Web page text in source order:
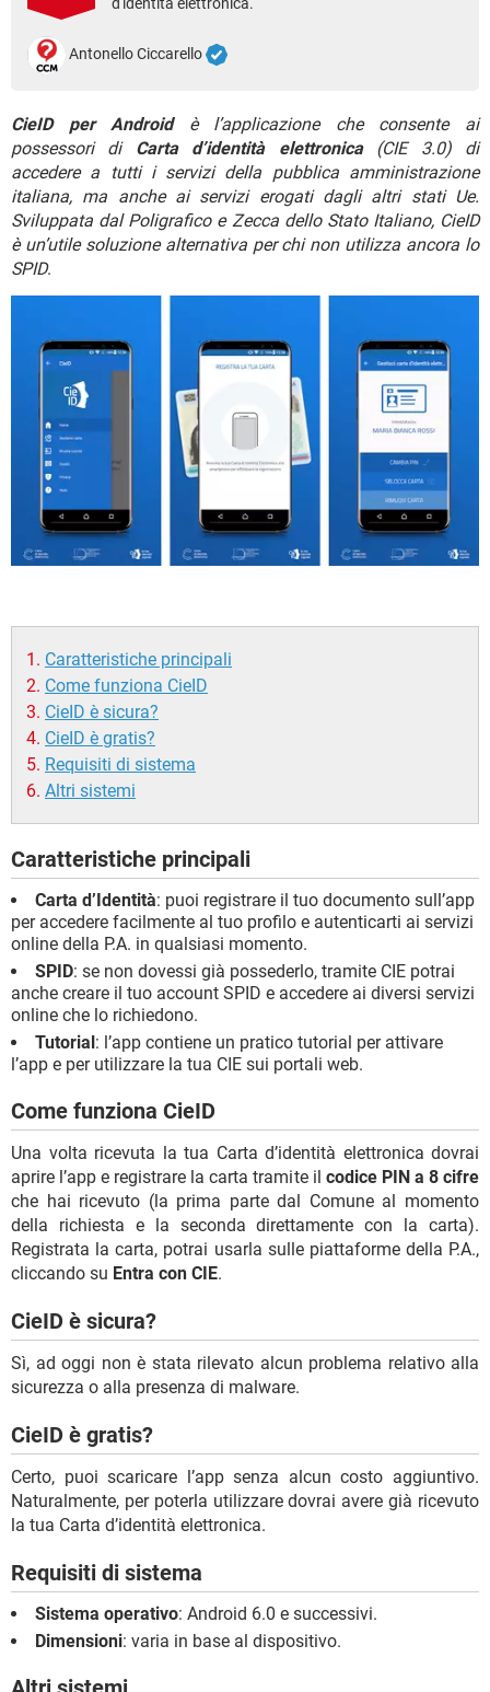
TIKTOK
HARDWARE
Antonello Ciccarello
CieID per Androidè l’applicazione che consente ai
possessori di Carta d’identità elettronica(CIE 3.0) di
accedere a tutti i servizi della pubblica amministrazione
italiana, ma anche ai servizi erogati dagli altri stati Ue.
Sviluppata dal Poligrafico e Zecca dello Stato Italiano, CieID
è un’utile soluzione alternativa per chi non utilizza ancora lo
SPID.
Caratteristiche principali
Come funziona CieID
CieID è sicura?
CieID è gratis?
Requisiti di sistema
Altri sistemi
Caratteristiche principali
Carta d’Identità: puoi registrare il tuo documento sull’app
per accedere facilmente al tuo profilo e autenticarti ai servizi
online della P.A. in qualsiasi momento.
SPID: se non dovessi già possederlo, tramite CIE potrai
anche creare il tuo account SPID e accedere ai diversi servizi
online che lo richiedono.
Tutorial : l’app contiene un pratico tutorial per attivare
l’app e per utilizzare la tua CIE sui portali web.
Come funziona CieID
Una volta ricevuta la tua Carta d’identità elettronica dovrai
aprire l’app e registrare la carta tramite il codice PIN a 8 cifre
che hai ricevuto (la prima parte dal Comune al momento
della richiesta e la seconda direttamente con la carta).
Registrata la carta, potrai usarla sulle piattaforme della P.A.,
cliccando su Entra con CIE.
CieID è sicura?
Sì, ad oggi non è stata rilevato alcun problema relativo alla
sicurezza o alla presenza di malware.
CieID è gratis?
Certo, puoi scaricare l’app senza alcun costo aggiuntivo.
Naturalmente, per poterla utilizzare dovrai avere già ricevuto
la tua Carta d’identità elettronica.
Requisiti di sistema
Sistema operativo: Android 6.0 e successivi.
Dimensioni: varia in base al dispositivo.